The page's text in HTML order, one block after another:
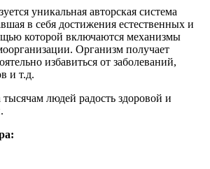
уникальная авторская система
в себя достижения естественных и
которой включаются механизмы
Организм получает
избавиться от заболеваний,
и т.д.
тысячам людей радость здоровой и